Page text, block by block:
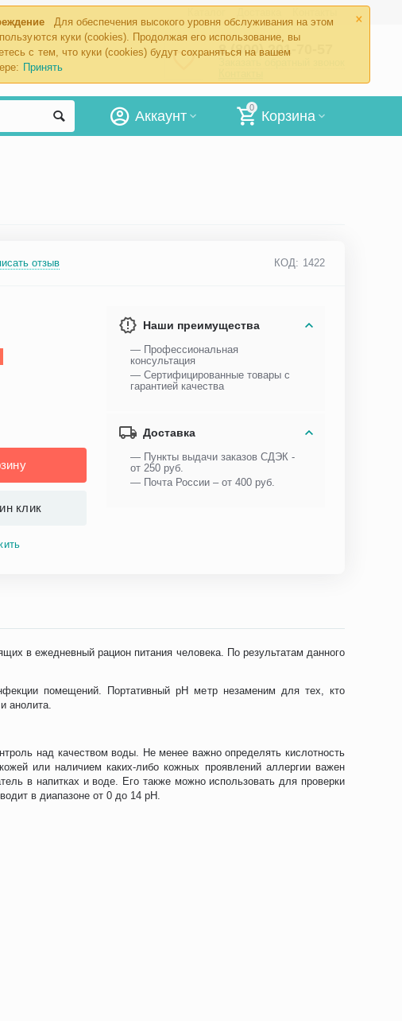
×
Для обеспечения высокого уровня обслуживания на этом
куки (cookies). Продолжая его использование, вы
с тем, что куки (cookies) будут сохраняться на вашем
Принять
8 (800) 201-70-57
0
Корзина
Аккаунт
отзыв КОД: 1422
клик
Наши преимущества
— Профессиональная
консультация
— Сертифицированные товары с
гарантией качества
Доставка
— Пункты выдачи заказов СДЭК -
от 250 руб.
— Почта России – от 400 руб.
в ежедневный рацион питания человека. По результатам данного
помещений. Портативный pH метр незаменим для тех, кто
анолита.
над качеством воды. Не менее важно определять кислотность
или наличием каких-либо кожных проявлений аллергии важен
в напитках и воде. Его также можно использовать для проверки
в диапазоне от 0 до 14 pH.